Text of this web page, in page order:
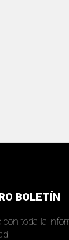
BOLETÍN
toda la